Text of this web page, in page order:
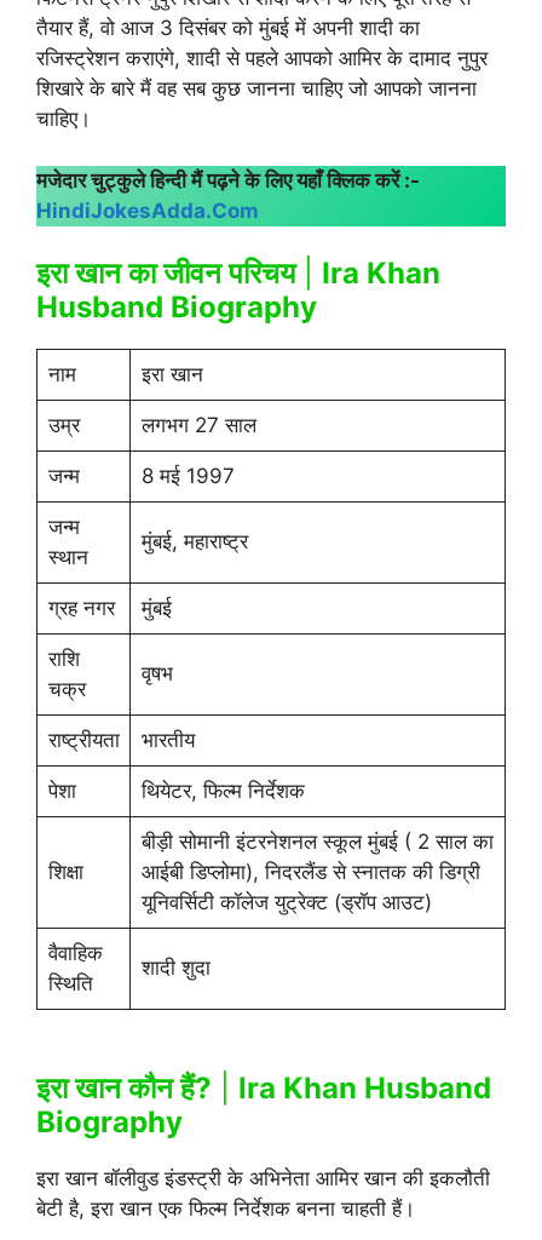
तैयार हैं, वो आज 3 दिसंबर को मुंबई में अपनी शादी का
रजिस्ट्रेशन कराएंगे, शादी से पहले आपको आमिर के दामाद नुपुर
शिखारे के बारे मैं वह सब कुछ जानना चाहिए जो आपको जानना
चाहिए।
मजेदार चुट्कुले हिन्दी मैं पढ़ने के लिए यहाँ क्लिक करें :-
HindiJokesAdda.Com
इरा खान का जीवन परिचय| Ira Khan
Husband Biography
नाम इरा खान
उम्र लगभग 27 साल
जन्म 8 मई 1997
जन्म
स्थान
मुंबई, महाराष्ट्र
ग्रह नगर मुंबई
राशि
चक्र
वृषभ
राष्ट्रीयता भारतीय
पेशा थियेटर, फिल्म निर्देशक
शिक्षा
बीड़ी सोमानी इंटरनेशनल स्कूल मुंबई ( 2 साल का
आईबी डिप्लोमा), निदरलैंड से स्नातक की डिग्री
यूनिवर्सिटी कॉलेज युट्रेक्ट (ड्रॉप आउट)
वैवाहिक
स्थिति
शादी शुदा
इरा खान कौन हैं?
Ira Khan Husband
Biography
इरा खान बॉलीवुड इंडस्ट्री के अभिनेता आमिर खान की इकलौती
बेटी है, इरा खान एक फिल्म निर्देशक बनना चाहती हैं।